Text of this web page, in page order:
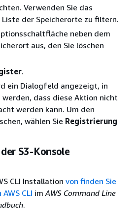
Verwenden Sie das
der Speicherorte zu filtern.
neben dem
aus, den Sie löschen
.
ein Dialogfeld angezeigt, in
dass diese Aktion nicht
werden kann. Um den
wählen Sie Registrierung
S3-Konsole
CLI Installation von finden Sie
CLI imAWS Command Line
.